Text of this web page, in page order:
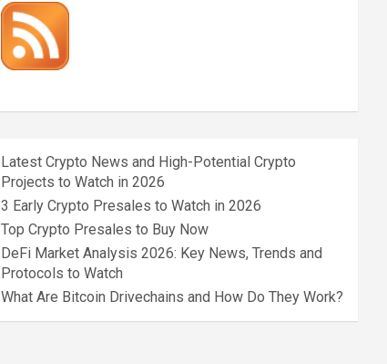
Latest Crypto News and High-Potential Crypto
Projects to Watch in 2026
3 Early Crypto Presales to Watch in 2026
Top Crypto Presales to Buy Now
DeFi Market Analysis 2026: Key News, Trends and
Protocols to Watch
What Are Bitcoin Drivechains and How Do They Work?